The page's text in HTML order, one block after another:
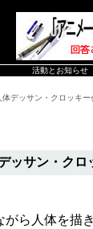
活動とお知らせ
デッサン・クロッキー
デッサン・ク
ら人体を描